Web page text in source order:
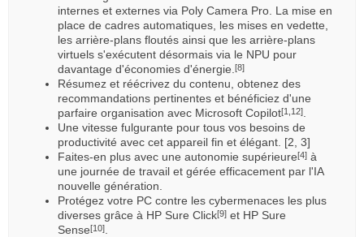
internes et externes via Poly Camera Pro. La mise en
place de cadres automatiques, les mises en vedette,
les arrière-plans floutés ainsi que les arrière-plans
virtuels s'exécutent désormais via le NPU pour
davantage d'économies d'énergie. [8]
Résumez et réécrivez du contenu, obtenez des
recommandations pertinentes et bénéficiez d'une
parfaire organisation avec Microsoft Copilot[1,12]
Une vitesse fulgurante pour tous vos besoins de
productivité avec cet appareil fin et élégant. [2, 3]
Faites-en plus avec une autonomie supérieure[4] à
une journée de travail et gérée efficacement par l'IA
nouvelle génération.
Protégez votre PC contre les cybermenaces les plus
diverses grâce à HP Sure Click[9] et HP Sure
Sense[10]